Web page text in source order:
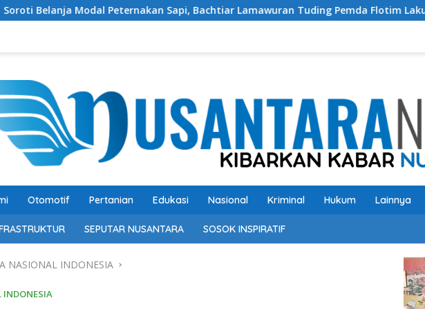
Peternakan Sapi, Bachtiar Lamawuran Tuding Pemda Flotim Lakukan Kamuflase
Otomotif Pertanian Edukasi Nasional Kriminal Hukum Lainnya
SEPUTAR NUSANTARA SOSOK INSPIRATIF
NASIONAL INDONESIA
INDONESIA